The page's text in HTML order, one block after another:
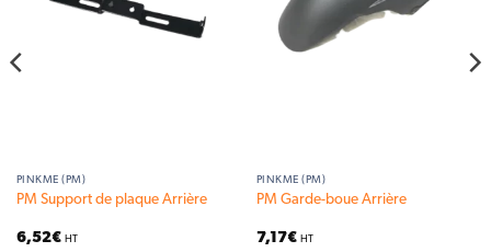
PINKME (PM)
PM Support de plaque Arrière
6,52€ HT
PINKME (PM)
PM Garde-boue Arrière
7,17€ HT